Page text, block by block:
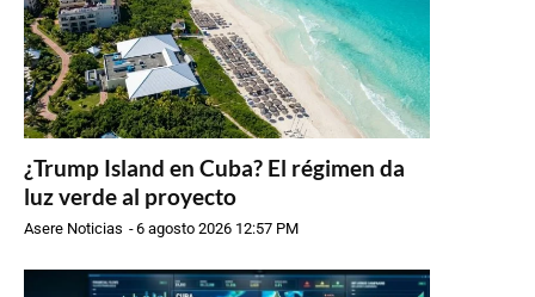
¿Trump Island en Cuba? El régimen da
luz verde al proyecto
Asere Noticias -6 agosto 2026 12:57 PM